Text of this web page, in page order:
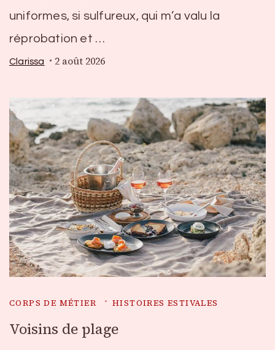
uniformes, si sulfureux, qui m’a valu la
réprobation et …
Clarissa 2 août 2026
CORPS DE MÉTIER HISTOIRES ESTIVALES
Voisins de plage